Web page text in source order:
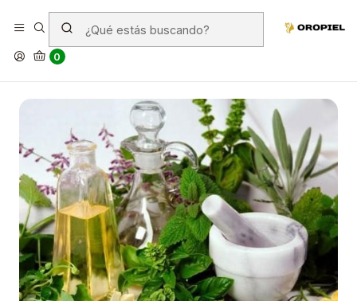
0
¿Qué es la cosmética ecológica?